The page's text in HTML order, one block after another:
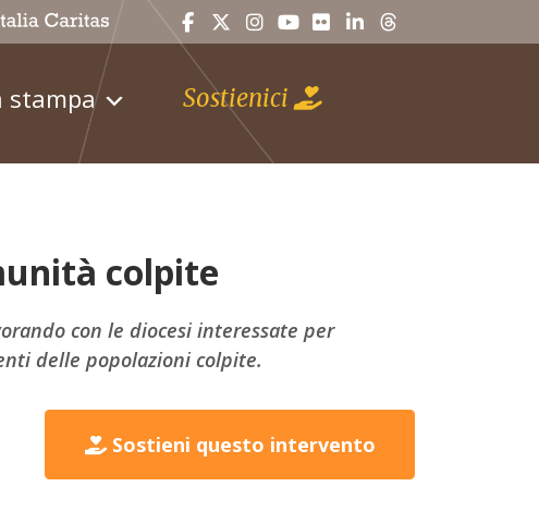
stampa Sostienici
colpite
con le diocesi interessate per
delle popolazioni colpite.
Sostieni questo intervento